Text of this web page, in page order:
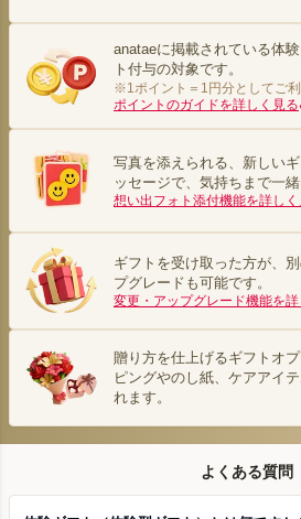
anataeに掲載されている体
ト付与の対象です。
※1ポイント＝1円分としてご
ポイントのガイドを詳しく見る
写真を添えられる、新しい
ッセージで、気持ちまで一緒
想い出フォト添付機能を詳しく
ギフトを受け取った方が、
プグレードも可能です。
変更・アップグレード機能を
贈り方を仕上げるギフトオ
ピングやのし紙、ケアアイ
れます。
よくある質問